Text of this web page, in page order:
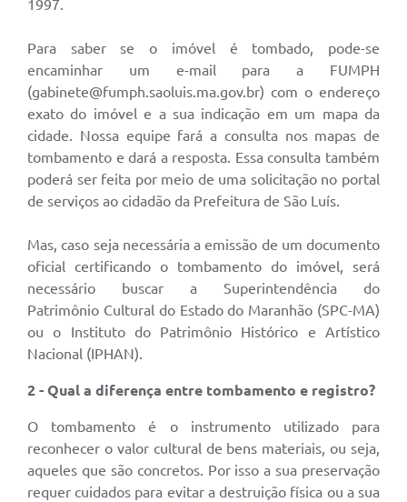
1997.
Para saber se o imóvel é tombado, pode-se
encaminhar um e-mail para a FUMPH
(gabinete@fumph.saoluis.ma.gov.br) com o endereço
exato do imóvel e a sua indicação em um mapa da
cidade. Nossa equipe fará a consulta nos mapas de
tombamento e dará a resposta. Essa consulta também
poderá ser feita por meio de uma solicitação no portal
de serviços ao cidadão da Prefeitura de São Luís.
Mas, caso seja necessária a emissão de um documento
oficial certificando o tombamento do imóvel, será
necessário buscar a Superintendência do
Patrimônio Cultural do Estado do Maranhão (SPC-MA)
ou o Instituto do Patrimônio Histórico e Artístico
Nacional (IPHAN).
2 - Qual a diferença entre tombamento e registro?
O tombamento é o instrumento utilizado para
reconhecer o valor cultural de bens materiais, ou seja,
aqueles que são concretos. Por isso a sua preservação
requer cuidados para evitar a destruição física ou a sua